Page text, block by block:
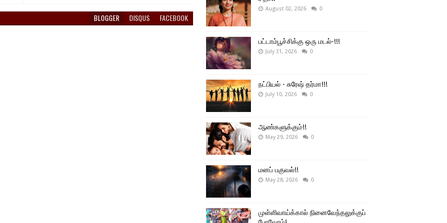
BLOGGER DISQUS FACEBOOK
August 02, 2026 0
பட்டாம்பூச்சிக்கு ஒரு மடல்-!!!
July 31, 2026 0
நட்பியல் - சுரேஷ் தர்மா!!!
July 10, 2026 0
ஆண்களுக்கும்!!
May 29, 2026 0
மனப் பகுவல்!!
May 28, 2026 0
முள்ளிவாய்க்கால் நினைவேந்தலுக்குப்